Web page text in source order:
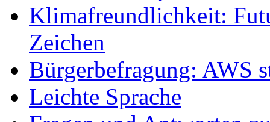
Klimafreundlichkeit:
Zeichen
Bürgerbefragung: AWS
Leichte Sprache